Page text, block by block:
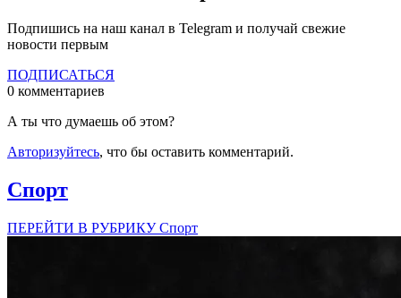
Подпишись на наш канал в Telegram и получай свежие
новости первым
ПОДПИСАТЬСЯ
0 комментариев
А ты что думаешь об этом?
Авторизуйтесь, что бы оставить комментарий.
Спорт
ПЕРЕЙТИ В РУБРИКУ Спорт